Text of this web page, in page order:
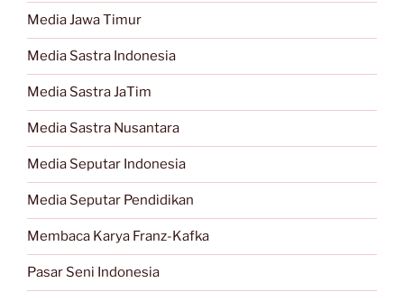
Media Jawa Timur
Media Sastra Indonesia
Media Sastra JaTim
Media Sastra Nusantara
Media Seputar Indonesia
Media Seputar Pendidikan
Membaca Karya Franz-Kafka
Pasar Seni Indonesia